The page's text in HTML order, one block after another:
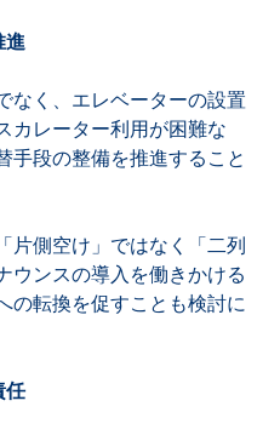
進
なく、エレベーターの設置
カレーター利用が困難な
手段の整備を推進すること
片側空け」ではなく「二列
ウンスの導入を働きかける
の転換を促すことも検討に
任